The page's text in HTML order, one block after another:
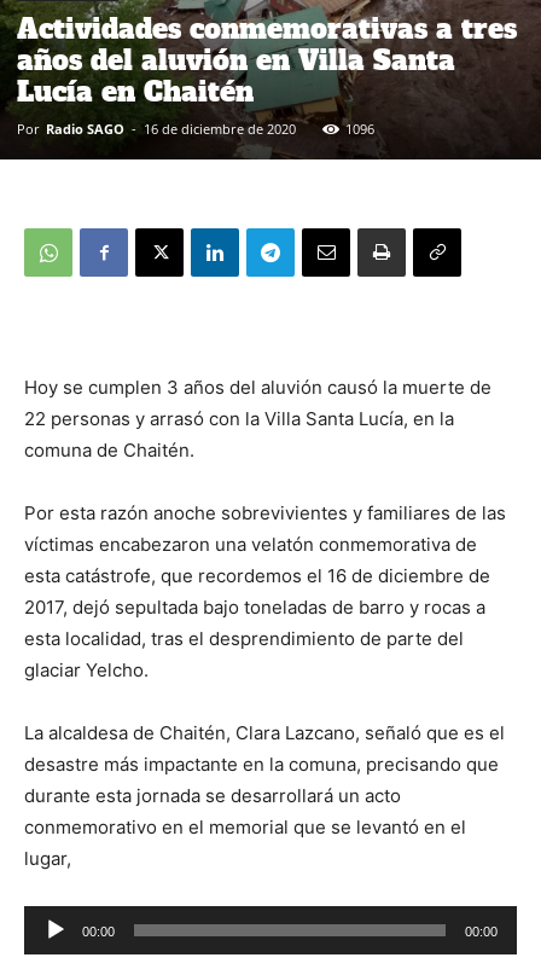
Actividades conmemorativas a tres
años del aluvión en Villa Santa
Lucía en Chaitén
Por Radio SAGO - 16 de diciembre de 2020 1096
Hoy se cumplen 3 años del aluvión causó la muerte de
22 personas y arrasó con la Villa Santa Lucía, en la
comuna de Chaitén.
Por esta razón anoche sobrevivientes y familiares de las
víctimas encabezaron una velatón conmemorativa de
esta catástrofe, que recordemos el 16 de diciembre de
2017, dejó sepultada bajo toneladas de barro y rocas a
esta localidad, tras el desprendimiento de parte del
glaciar Yelcho.
La alcaldesa de Chaitén, Clara Lazcano, señaló que es el
desastre más impactante en la comuna, precisando que
durante esta jornada se desarrollará un acto
conmemorativo en el memorial que se levantó en el
lugar,
Reproductor
de
00:00 00:00